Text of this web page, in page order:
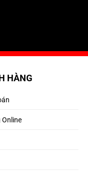
HÀNG